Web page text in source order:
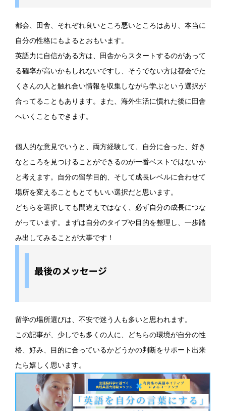
都会、田舎、それぞれ良いところ悪いところはあり、本当に
自分の性格にもよるとおもいます。
英語力に自信がある方は、田舎からスタートするのがあって
る確率が高いかもしれないですし、そうでない方は都会でた
くさんの人と触れ合い情報を収集しながら学ぶという選択が
合ってることもあります。また、海外生活に慣れた後に田舎
へいくこともできます。
個人的な意見でいうと、両方経験して、自分に合った、好き
なところを見つけることができるのが一番ベストではないか
と考えます。自分の留学目的、そして成長レベルに合わせて
場所を変えることもとてもいい選択だと思います。
どちらを選択しても間違えではなく、必ず自分の成長につな
がっています。まずは自分のタイプや目的を整理し、一歩踏
み出してみることが大事です！
最後のメッセージ
留学の場所選びは、不安で迷う人も多いと思われます。
この記事が、少しでも多くの人に、どちらの環境が自分の性
格、好み、目的に合っているかどうかの判断をサポート出来
たら嬉しく思います。